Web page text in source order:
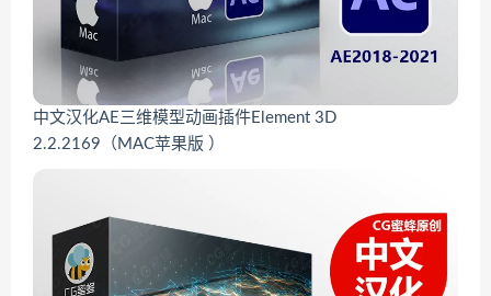
中文汉化AE三维模型动画插件Element 3D
2.2.2169（MAC苹果版 ）